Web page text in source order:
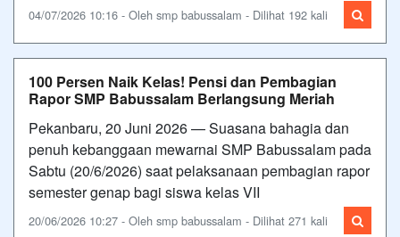
04/07/2026 10:16 - Oleh smp babussalam - Dilihat 192 kali
100 Persen Naik Kelas! Pensi dan Pembagian
Rapor SMP Babussalam Berlangsung Meriah
Pekanbaru, 20 Juni 2026 — Suasana bahagia dan
penuh kebanggaan mewarnai SMP Babussalam pada
Sabtu (20/6/2026) saat pelaksanaan pembagian rapor
semester genap bagi siswa kelas VII
20/06/2026 10:27 - Oleh smp babussalam - Dilihat 271 kali